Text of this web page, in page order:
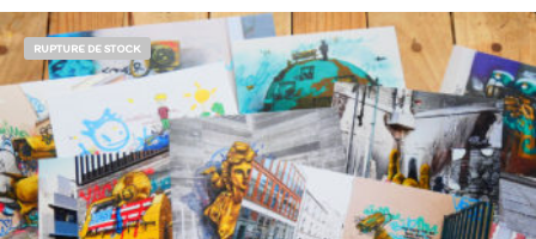
RUPTURE DE STOCK